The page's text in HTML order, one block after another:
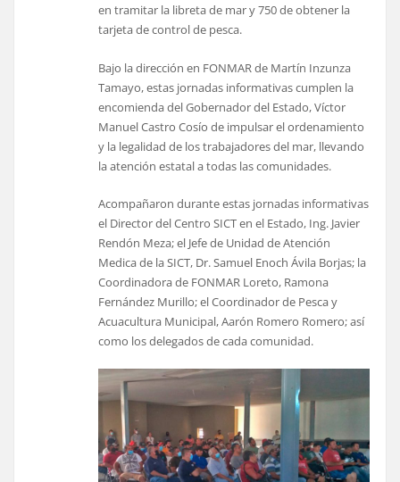
en tramitar la libreta de mar y 750 de obtener la
tarjeta de control de pesca.
Bajo la dirección en FONMAR de Martín Inzunza
Tamayo, estas jornadas informativas cumplen la
encomienda del Gobernador del Estado, Víctor
Manuel Castro Cosío de impulsar el ordenamiento
y la legalidad de los trabajadores del mar, llevando
la atención estatal a todas las comunidades.
Acompañaron durante estas jornadas informativas
el Director del Centro SICT en el Estado, Ing. Javier
Rendón Meza; el Jefe de Unidad de Atención
Medica de la SICT, Dr. Samuel Enoch Ávila Borjas; la
Coordinadora de FONMAR Loreto, Ramona
Fernández Murillo; el Coordinador de Pesca y
Acuacultura Municipal, Aarón Romero Romero; así
como los delegados de cada comunidad.